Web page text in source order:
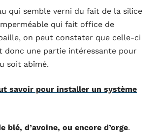
qui semble verni du fait de la silice
qui fait office de
on peut constater que celle-ci
donc une partie intéressante pour
soit abîmé.
savoir pour installer un système
blé, d’avoine, ou encore d’orge.